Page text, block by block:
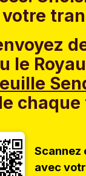
votre
le
Scannez
avec